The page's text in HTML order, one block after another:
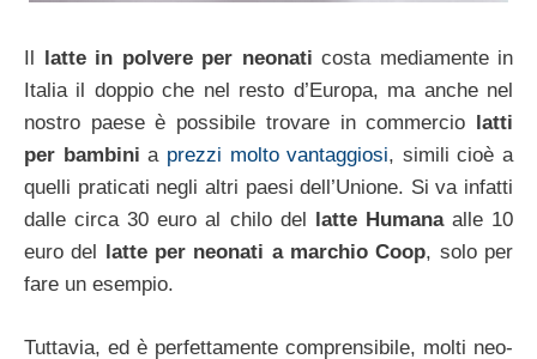
latte in polvere per neonati costa mediamente in
Italia il doppio che nel resto d’Europa, ma anche nel
nostro paese è possibile trovare in commercio
latti
per bambini a prezzi molto vantaggiosi, simili cioè a
quelli praticati negli altri paesi dell’Unione. Si va infatti
dalle circa 30 euro al chilo del
latte Humanaalle 10
euro del
latte per neonati a marchio Coop, solo per
fare un esempio.
Tuttavia, ed è perfettamente comprensibile, molti neo-